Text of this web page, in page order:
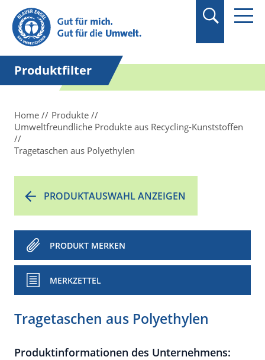
Suchbegriff in
Anführungszeichen
setzen.
Produktfilter
Home
Produkte
Umweltfreundliche Produkte aus Recycling-Kunststoffen
Tragetaschen aus Polyethylen
PRODUKTAUSWAHL ANZEIGEN
PRODUKT MERKEN
MERKZETTEL
Tragetaschen aus Polyethylen
Produktinformationen des Unternehmens: